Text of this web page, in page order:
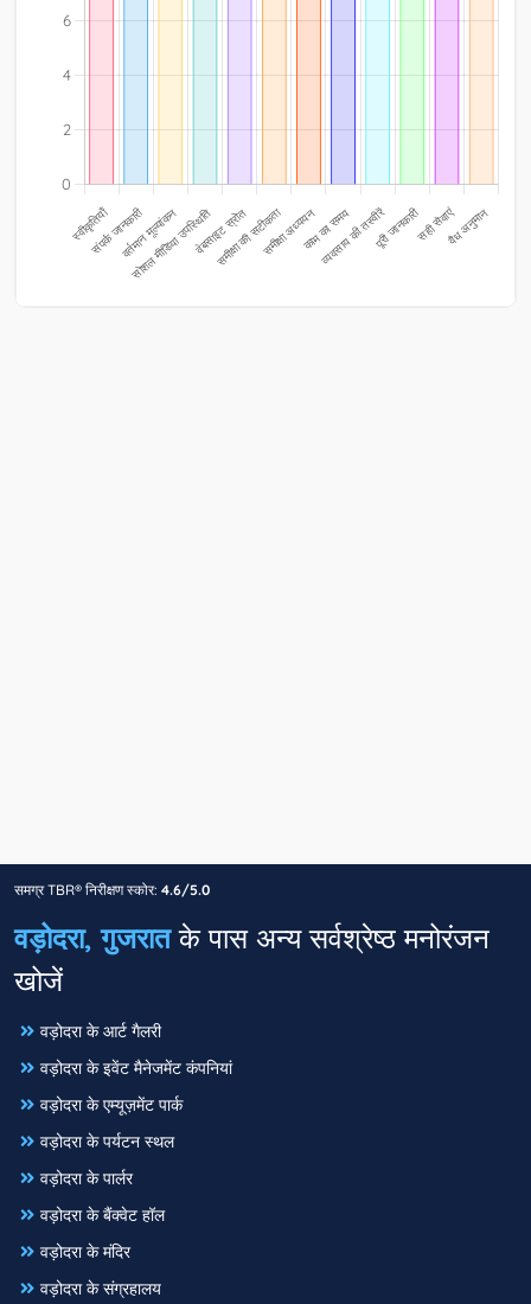
समग्र TBR® निरीक्षण स्कोर: 4.6/5.0
वड़ोदरा, गुजरातके पास अन्य सर्वश्रेष्ठ मनोरंजन
खोजें
वड़ोदरा के आर्ट गैलरी
वड़ोदरा के इवेंट मैनेजमेंट कंपनियां
वड़ोदरा के एम्यूज़मेंट पार्क
वड़ोदरा के पर्यटन स्थल
वड़ोदरा के पार्लर
वड़ोदरा के बैंक्वेट हॉल
वड़ोदरा के मंदिर
वड़ोदरा के संग्रहालय